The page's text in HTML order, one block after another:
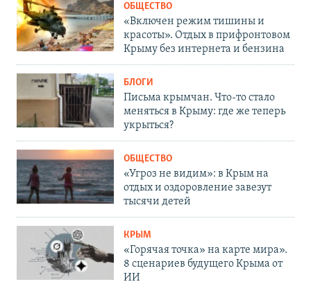
ОБЩЕСТВО
«Включен режим тишины и
красоты». Отдых в прифронтовом
Крыму без интернета и бензина
БЛОГИ
Письма крымчан. Что-то стало
меняться в Крыму: где же теперь
укрыться?
ОБЩЕСТВО
«Угроз не видим»: в Крым на
отдых и оздоровление завезут
тысячи детей
КРЫМ
«Горячая точка» на карте мира».
8 сценариев будущего Крыма от
ИИ